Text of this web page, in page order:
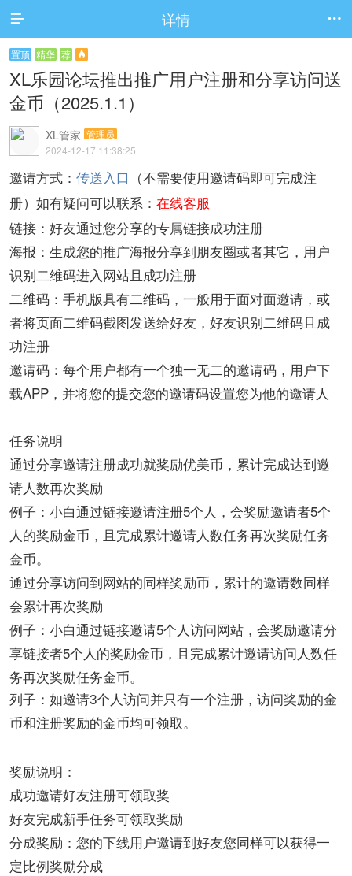
 详情 
置顶 精华 荐 
XL乐园论坛推出推广用户注册和分享访问送
金币（2025.1.1）
XL管家 管理员
2024-12-17 11:38:25
邀请方式： 传送入口
（不需要使用邀请码即可完成注
册） 如有疑问可以联系： 在线客服
链接：好友通过您分享的专属链接成功注册
海报：生成您的推广海报分享到朋友圈或者其它，用户
识别二维码进入网站且成功注册
二维码：手机版具有二维码，一般用于面对面邀请，或
者将页面二维码截图发送给好友，好友识别二维码且成
功注册
邀请码：每个用户都有一个独一无二的邀请码，用户下
载APP，并将您的提交您的邀请码设置您为他的邀请人
任务说明
通过分享邀请注册成功就奖励优美币，累计完成达到邀
请人数再次奖励
例子：小白通过链接邀请注册5个人，会奖励邀请者5个
人的奖励金币，且完成累计邀请人数任务再次奖励任务
金币。
通过分享访问到网站的同样奖励币，累计的邀请数同样
会累计再次奖励
例子：小白通过链接邀请5个人访问网站，会奖励邀请分
享链接者5个人的奖励金币，且完成累计邀请访问人数任
务再次奖励任务金币。
列子：如邀请3个人访问并只有一个注册，访问奖励的金
币和注册奖励的金币均可领取。
奖励说明：
成功邀请好友注册可领取奖
好友完成新手任务可领取奖励
分成奖励：您的下线用户邀请到好友您同样可以获得一
定比例奖励分成